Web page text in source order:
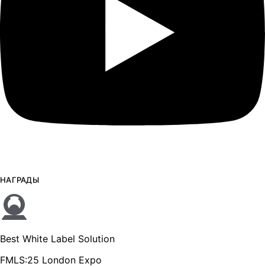
НАГРАДЫ
Best White Label Solution
FMLS:25 London Expo